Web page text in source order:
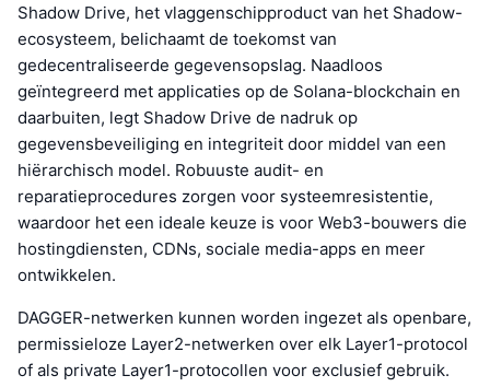
Shadow Drive, het vlaggenschipproduct van het Shadow-
ecosysteem, belichaamt de toekomst van
gedecentraliseerde gegevensopslag. Naadloos
geïntegreerd met applicaties op de Solana-blockchain en
daarbuiten, legt Shadow Drive de nadruk op
gegevensbeveiliging en integriteit door middel van een
hiërarchisch model. Robuuste audit- en
reparatieprocedures zorgen voor systeemresistentie,
waardoor het een ideale keuze is voor Web3-bouwers die
hostingdiensten, CDNs, sociale media-apps en meer
ontwikkelen.
DAGGER-netwerken kunnen worden ingezet als openbare,
permissieloze Layer2-netwerken over elk Layer1-protocol
of als private Layer1-protocollen voor exclusief gebruik.